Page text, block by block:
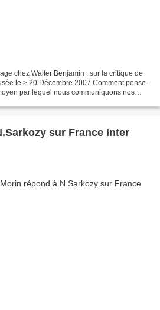
chez Walter Benjamin : sur la critique de
le > 20 Décembre 2007 Comment pense-
par lequel nous communiquons nos
sur France Inter